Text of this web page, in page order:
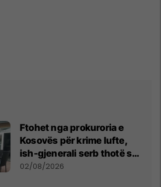
Ftohet nga prokuroria e
Kosovës për krime lufte,
ish-gjenerali serb thotë se
dikush e tradhtoi në
02/08/2026